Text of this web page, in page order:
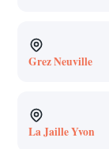
Grez Neuville
La Jaille Yvon